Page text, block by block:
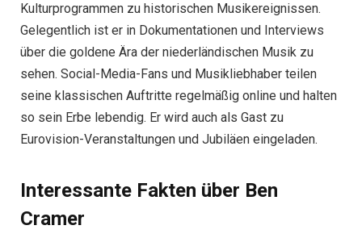
Kulturprogrammen zu historischen Musikereignissen.
Gelegentlich ist er in Dokumentationen und Interviews
über die goldene Ära der niederländischen Musik zu
sehen. Social-Media-Fans und Musikliebhaber teilen
seine klassischen Auftritte regelmäßig online und halten
so sein Erbe lebendig. Er wird auch als Gast zu
Eurovision-Veranstaltungen und Jubiläen eingeladen.
Interessante Fakten über Ben
Cramer